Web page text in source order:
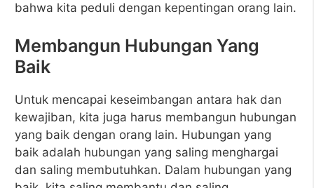
bahwa kita peduli dengan kepentingan orang lain.
Membangun Hubungan Yang
Baik
Untuk mencapai keseimbangan antara hak dan
kewajiban, kita juga harus membangun hubungan
yang baik dengan orang lain. Hubungan yang
baik adalah hubungan yang saling menghargai
dan saling membutuhkan. Dalam hubungan yang